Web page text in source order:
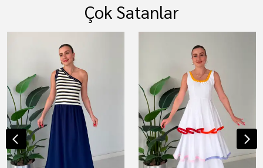
Çok Satanlar